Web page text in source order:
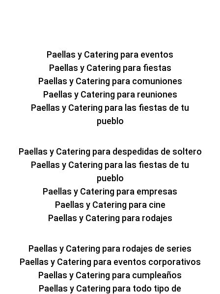
Paellas y Catering para eventos
Paellas y Catering para fiestas
Paellas y Catering para comuniones
Paellas y Catering para reuniones
Paellas y Catering para las fiestas de tu
pueblo
Paellas y Catering para despedidas de soltero
Paellas y Catering para las fiestas de tu
pueblo
Paellas y Catering para empresas
Paellas y Catering para cine
Paellas y Catering para rodajes
Paellas y Catering para rodajes de series
Paellas y Catering para eventos corporativos
Paellas y Catering para cumpleaños
Paellas y Catering para todo tipo de